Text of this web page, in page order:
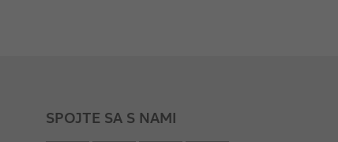
SPOJTE SA S NAMI